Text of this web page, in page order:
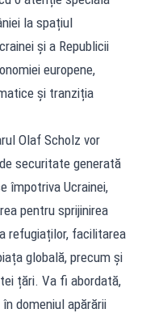
la spațiul
și a Republicii
europene,
și tranziția
Olaf Scholz vor
securitate generată
împotriva Ucrainei,
pentru sprijinirea
refugiaților, facilitarea
globală, precum și
țări. Va fi abordată,
domeniul apărării